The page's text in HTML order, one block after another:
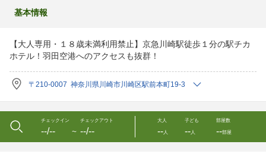
基本情報
【大人専用・１８歳未満利用禁止】京急川崎駅徒歩１分の駅チカ
ホテル！羽田空港へのアクセスも抜群！
〒210-0007 神奈川県川崎市川崎区駅前本町19-3
チェックイン
--/-- 〜
チェックアウト
--/--
大人
--人
子ども
--人
部屋数
--部屋